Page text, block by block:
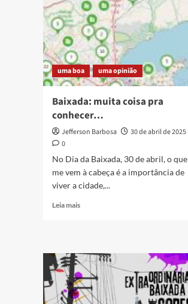
uma boa uma opinião
Baixada: muita coisa pra
conhecer…
Jefferson Barbosa
30 de abril de 2025
0
No Dia da Baixada, 30 de abril, o que
me vem à cabeça é a importância de
viver a cidade,...
Leia maisRead
coisa
pra
conhecer…